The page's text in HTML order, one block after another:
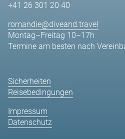
+41 26 301 20 40
romandie@diveand.travel
Montag–Freitag 10–17h
Termine am besten nach
Sicherheiten
Reisebedingungen
Impressum
Datenschutz